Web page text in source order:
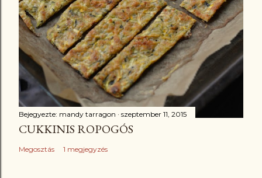
Bejegyezte: mandy tarragon szeptember 11, 2015
CUKKINIS ROPOGÓS
Megosztás 1 megjegyzés